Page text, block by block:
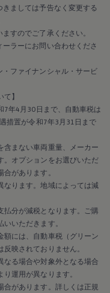
ましては予告なく変更する
すのでご了承ください。
ラーにお問い合わせくださ
ファイナンシャル・サービ
】
年4月30日まで、自動車税は
措置が令和7年3月31日まで
まない車両重量、メーカー
。オプションをお選びいただ
があります。
ります。地域によっては減
分が減税となります。ご購
いただきます。
には、自動車税（グリーン
映されておりません。
る場合や対象外となる場合
運用が異なります。
があります。詳しくは正規